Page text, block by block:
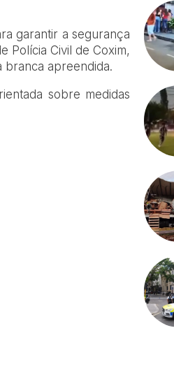
garantir a segurança
Polícia Civil de Coxim,
branca apreendida.
sobre medidas